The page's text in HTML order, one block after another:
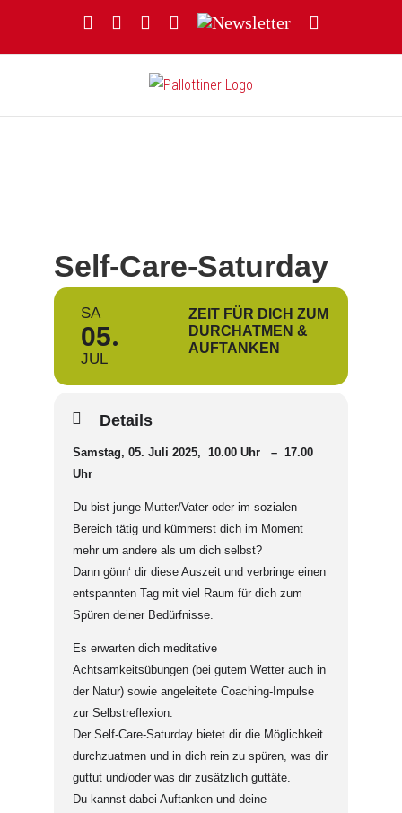
FacebookYouTubeInstagram
Threads
Newsletter
Self-Care-Saturday
SA
05
JUL
ZEIT FÜR DICH ZUM
DURCHATMEN &
AUFTANKEN
Details
Samstag, 05. Juli 2025, 10.00 Uhr – 17.00
Uhr
Du bist junge Mutter/Vater oder im sozialen
Bereich tätig und kümmerst dich im Moment
mehr um andere als um dich selbst?
Dann gönn‘ dir diese Auszeit und verbringe einen
entspannten Tag mit viel Raum für dich zum
Spüren deiner Bedürfnisse.
Es erwarten dich meditative
Achtsamkeitsübungen (bei gutem Wetter auch in
der Natur) sowie angeleitete Coaching-Impulse
zur Selbstreflexion.
Der Self-Care-Saturday bietet dir die Möglichkeit
durchzuatmen und in dich rein zu spüren, was dir
guttut und/oder was dir zusätzlich guttäte.
Du kannst dabei Auftanken und deine